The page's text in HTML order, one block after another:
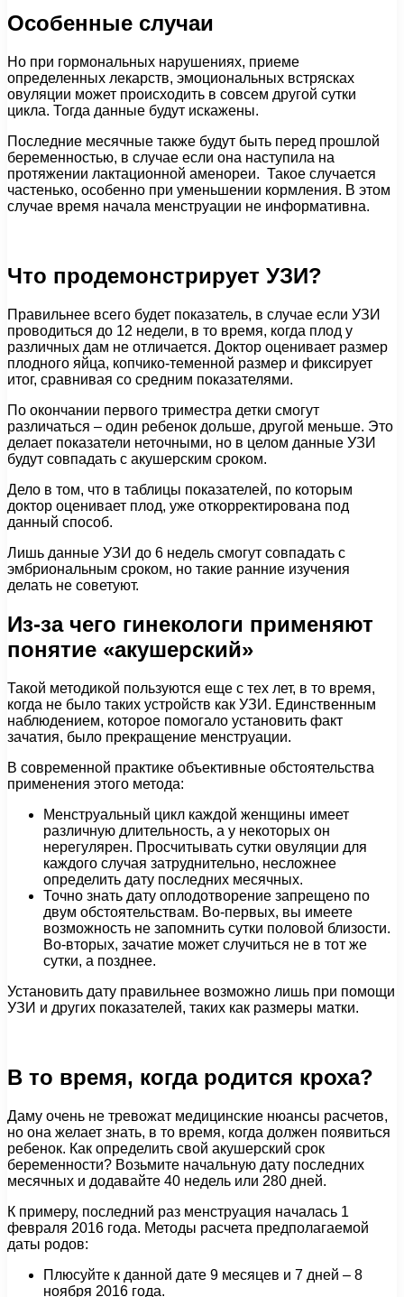
Особенные случаи
Но при гормональных нарушениях, приеме
определенных лекарств, эмоциональных встрясках
овуляции может происходить в совсем другой сутки
цикла. Тогда данные будут искажены.
Последние месячные также будут быть перед прошлой
беременностью, в случае если она наступила на
протяжении лактационной аменореи. Такое случается
частенько, особенно при уменьшении кормления. В этом
случае время начала менструации не информативна.
Что продемонстрирует УЗИ?
Правильнее всего будет показатель, в случае если УЗИ
проводиться до 12 недели, в то время, когда плод у
различных дам не отличается. Доктор оценивает размер
плодного яйца, копчико-теменной размер и фиксирует
итог, сравнивая со средним показателями.
По окончании первого триместра детки смогут
различаться – один ребенок дольше, другой меньше. Это
делает показатели неточными, но в целом данные УЗИ
будут совпадать с акушерским сроком.
Дело в том, что в таблицы показателей, по которым
доктор оценивает плод, уже откорректирована под
данный способ.
Лишь данные УЗИ до 6 недель смогут совпадать с
эмбриональным сроком, но такие ранние изучения
делать не советуют.
Из-за чего гинекологи применяют
понятие «акушерский»
Такой методикой пользуются еще с тех лет, в то время,
когда не было таких устройств как УЗИ. Единственным
наблюдением, которое помогало установить факт
зачатия, было прекращение менструации.
В современной практике объективные обстоятельства
применения этого метода:
Менструальный цикл каждой женщины имеет
различную длительность, а у некоторых он
нерегулярен. Просчитывать сутки овуляции для
каждого случая затруднительно, несложнее
определить дату последних месячных.
Точно знать дату оплодотворение запрещено по
двум обстоятельствам. Во-первых, вы имеете
возможность не запомнить сутки половой близости.
Во-вторых, зачатие может случиться не в тот же
сутки, а позднее.
Установить дату правильнее возможно лишь при помощи
УЗИ и других показателей, таких как размеры матки.
В то время, когда родится кроха?
Даму очень не тревожат медицинские нюансы расчетов,
но она желает знать, в то время, когда должен появиться
ребенок. Как определить свой акушерский срок
беременности? Возьмите начальную дату последних
месячных и додавайте 40 недель или 280 дней.
К примеру, последний раз менструация началась 1
февраля 2016 года. Методы расчета предполагаемой
даты родов:
Плюсуйте к данной дате 9 месяцев и 7 дней – 8
ноября 2016 года.